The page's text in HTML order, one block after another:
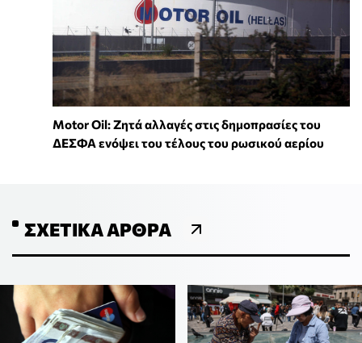
Motor Oil: Ζητά αλλαγές στις δημοπρασίες του
ΔΕΣΦΑ ενόψει του τέλους του ρωσικού αερίου
ΣΧΕΤΙΚΆ ΆΡΘΡΑ